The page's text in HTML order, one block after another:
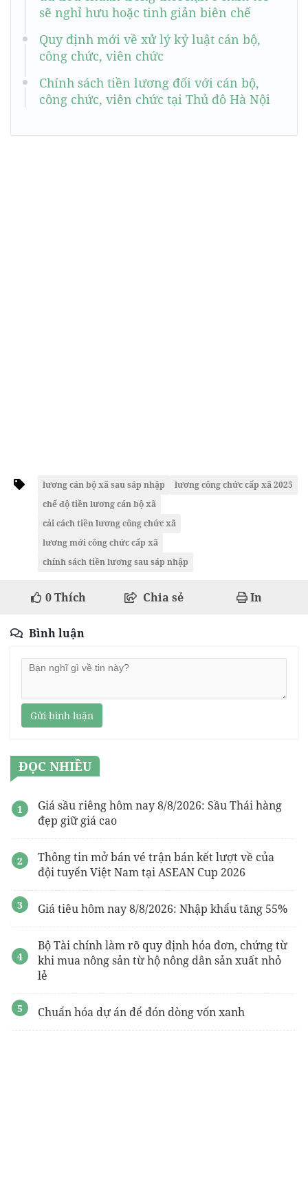
sẽ nghỉ hưu hoặc tinh giản biên chế
Quy định mới về xử lý kỷ luật cán bộ,
công chức, viên chức
Chính sách tiền lương đối với cán bộ,
công chức, viên chức tại Thủ đô Hà Nội
lương cán bộ xã sau sáp nhập
lương công chức cấp xã 2025
chế độ tiền lương cán bộ xã
cải cách tiền lương công chức xã
lương mới công chức cấp xã
chính sách tiền lương sau sáp nhập
0Thích Chia sẻ In
Bình luận
Gửi bình luận
ĐỌC NHIỀU
Giá sầu riêng hôm nay 8/8/2026: Sầu Thái hàng
đẹp giữ giá cao
Thông tin mở bán vé trận bán kết lượt về của
đội tuyển Việt Nam tại ASEAN Cup 2026
Giá tiêu hôm nay 8/8/2026: Nhập khẩu tăng 55%
Bộ Tài chính làm rõ quy định hóa đơn, chứng từ
khi mua nông sản từ hộ nông dân sản xuất nhỏ
lẻ
Chuẩn hóa dự án để đón dòng vốn xanh